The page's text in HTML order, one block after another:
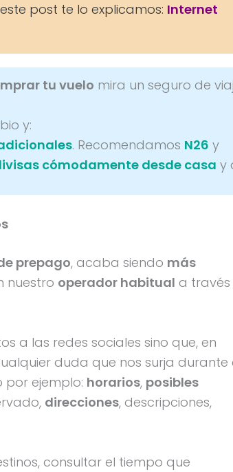
post te lo explicamos: Internet
tu vuelo mira un seguro de
y:
. Recomendamos N26 y
cómodamente desde casa y
prepago, acaba siendo más
nuestro operador habitual a través
a las redes sociales sino que, en
duda que nos surja durante
por ejemplo: horarios, posibles
direcciones, descripciones,
consultar el tiempo que